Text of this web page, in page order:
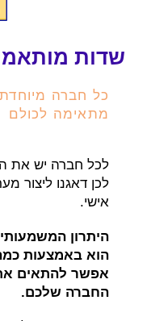
שדות
כל חברה
מתאימה לכולם
לכל חברה יש את
לכן דאגנו ליצור
אישי.
היתרון
הוא באמצעות
אפשר להתאים
החברה שלכם.